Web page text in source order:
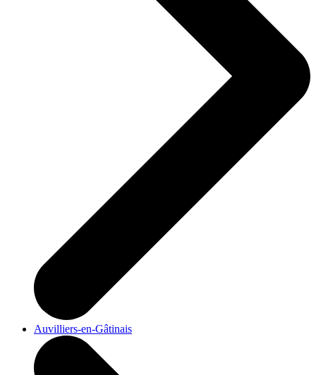
Auvilliers-en-Gâtinais